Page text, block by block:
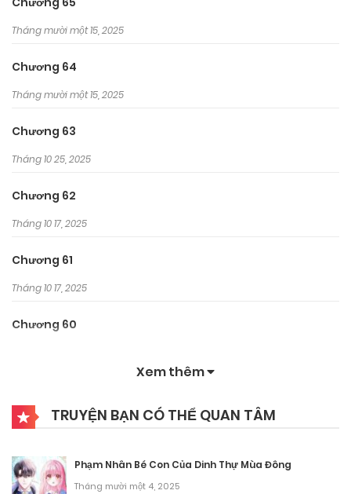
Tháng mười một 15, 2025
Chương 64
Tháng mười một 15, 2025
Chương 63
Tháng 10 25, 2025
Chương 62
Tháng 10 17, 2025
Chương 61
Tháng 10 17, 2025
Chương 60
Tháng 10 2, 2025
Chương 58
Tháng 10 2, 2025
Xem thêm
TRUYỆN BẠN CÓ THỂ QUAN TÂM
Phạm Nhân Bé Con Của Dinh Thự Mùa Đông
Tháng mười một 4, 2025